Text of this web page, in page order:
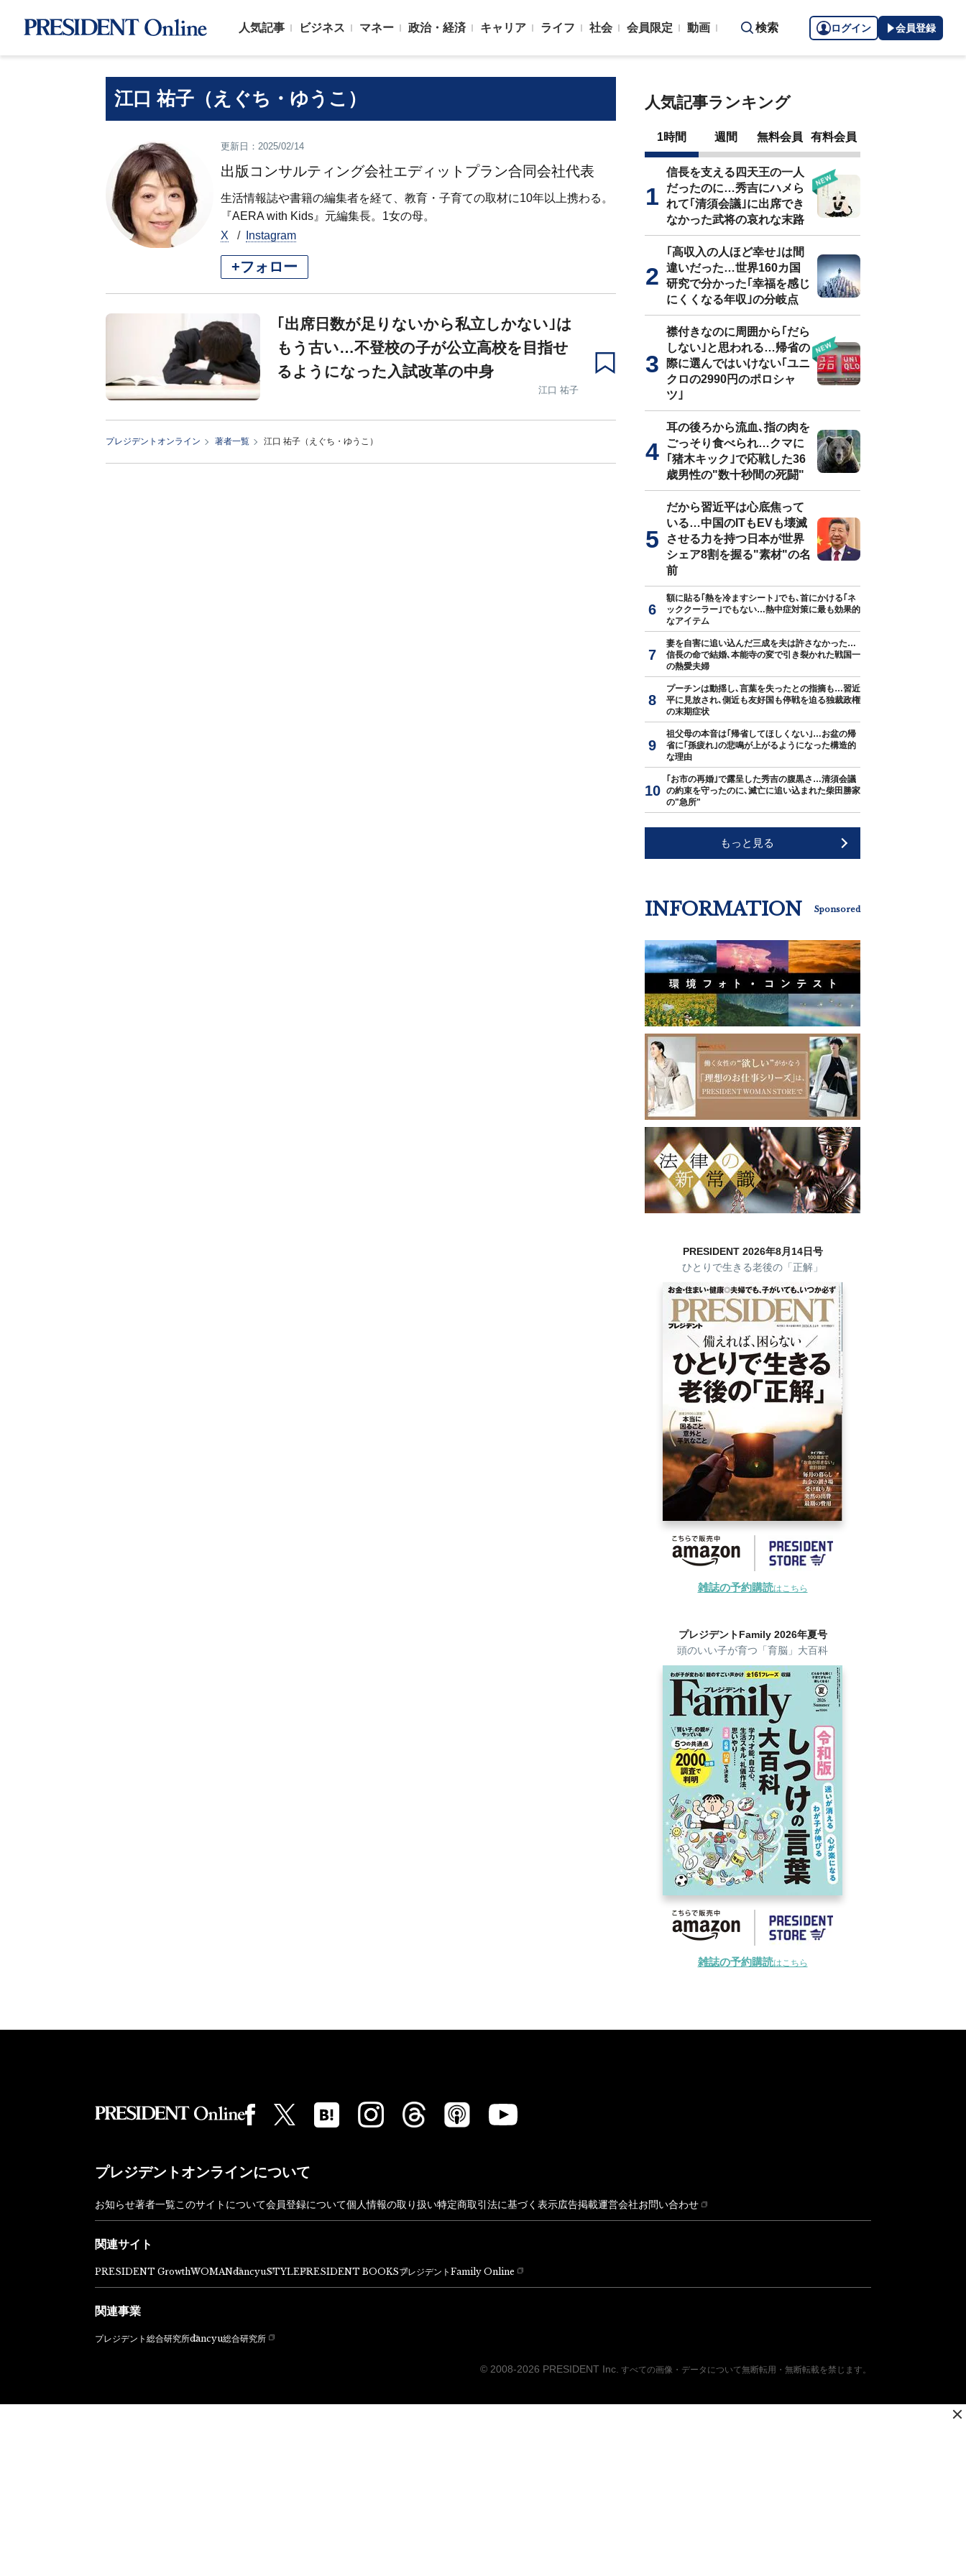
人気記事 ビジネス マネー 政治・経済 キャリア ライフ 社会 会員限定 動画 検索 ログイン 会員登録
江口 祐子（えぐち・ゆうこ）
更新日：2025/02/14
出版コンサルティング会社エディットプラン合同会社代表
生活情報誌や書籍の編集者を経て、教育・子育ての取材に10年以上携わる。
『AERA with Kids』元編集長。1女の母。
X
Instagram
+フォロー
｢出席日数が足りないから私立しかない｣は
もう古い…不登校の子が公立高校を目指せ
るようになった入試改革の中身
江口 祐子
プレジデントオンライン 著者一覧 江口 祐子（えぐち・ゆうこ）
人気記事ランキング
1時間 週間 無料会員 有料会員
信長を支える四天王の一人
だったのに…秀吉にハメら
れて｢清須会議｣に出席でき
なかった武将の哀れな末路
｢高収入の人ほど幸せ｣は間
違いだった…世界160カ国
研究で分かった｢幸福を感じ
にくくなる年収｣の分岐点
襟付きなのに周囲から｢だら
しない｣と思われる…帰省の
際に選んではいけない｢ユニ
クロの2990円のポロシャ
ツ｣
耳の後ろから流血､指の肉を
ごっそり食べられ…クマに
｢猪木キック｣で応戦した36
歳男性の"数十秒間の死闘"
だから習近平は心底焦って
いる…中国のITもEVも壊滅
させる力を持つ日本が世界
シェア8割を握る"素材"の名
前
額に貼る｢熱を冷ますシート｣でも､首にかける｢ネ
ッククーラー｣でもない…熱中症対策に最も効果的
なアイテム
妻を自害に追い込んだ三成を夫は許さなかった…
信長の命で結婚､本能寺の変で引き裂かれた戦国一
の熱愛夫婦
プーチンは動揺し､言葉を失ったとの指摘も…習近
平に見放され､側近も友好国も停戦を迫る独裁政権
の末期症状
祖父母の本音は｢帰省してほしくない｣…お盆の帰
省に｢孫疲れ｣の悲鳴が上がるようになった構造的
な理由
｢お市の再婚｣で露呈した秀吉の腹黒さ…清須会議
の約束を守ったのに､滅亡に追い込まれた柴田勝家
の"急所"
もっと見る
INFORMATION Sponsored
PRESIDENT 2026年8月14日号
ひとりで生きる老後の「正解」
雑誌の予約購読はこちら
プレジデントFamily 2026年夏号
頭のいい子が育つ「育脳」大百科
雑誌の予約購読はこちら
プレジデントオンラインについて
お知らせ著者一覧このサイトについて会員登録について個人情報の取り扱い特定商取引法に基づく表示広告掲載運営会社お問い合わせ
関連サイト
PRESIDENT GrowthWOMANdancyuSTYLEPRESIDENT BOOKSプレジデントFamily Online
関連事業
プレジデント総合研究所dancyu総合研究所
© 2008-2026 PRESIDENT Inc. すべての画像・データについて無断転用・無断転載を禁じます。